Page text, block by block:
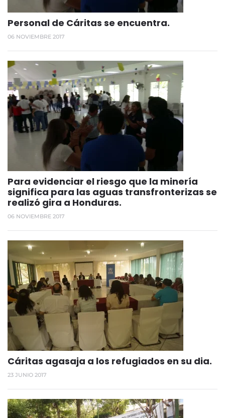
Personal de Cáritas se encuentra.
06 NOVIEMBRE 2017
Para evidenciar el riesgo que la minería
significa para las aguas transfronterizas se
realizó gira a Honduras.
06 NOVIEMBRE 2017
Cáritas agasaja a los refugiados en su dia.
23 JUNIO 2017